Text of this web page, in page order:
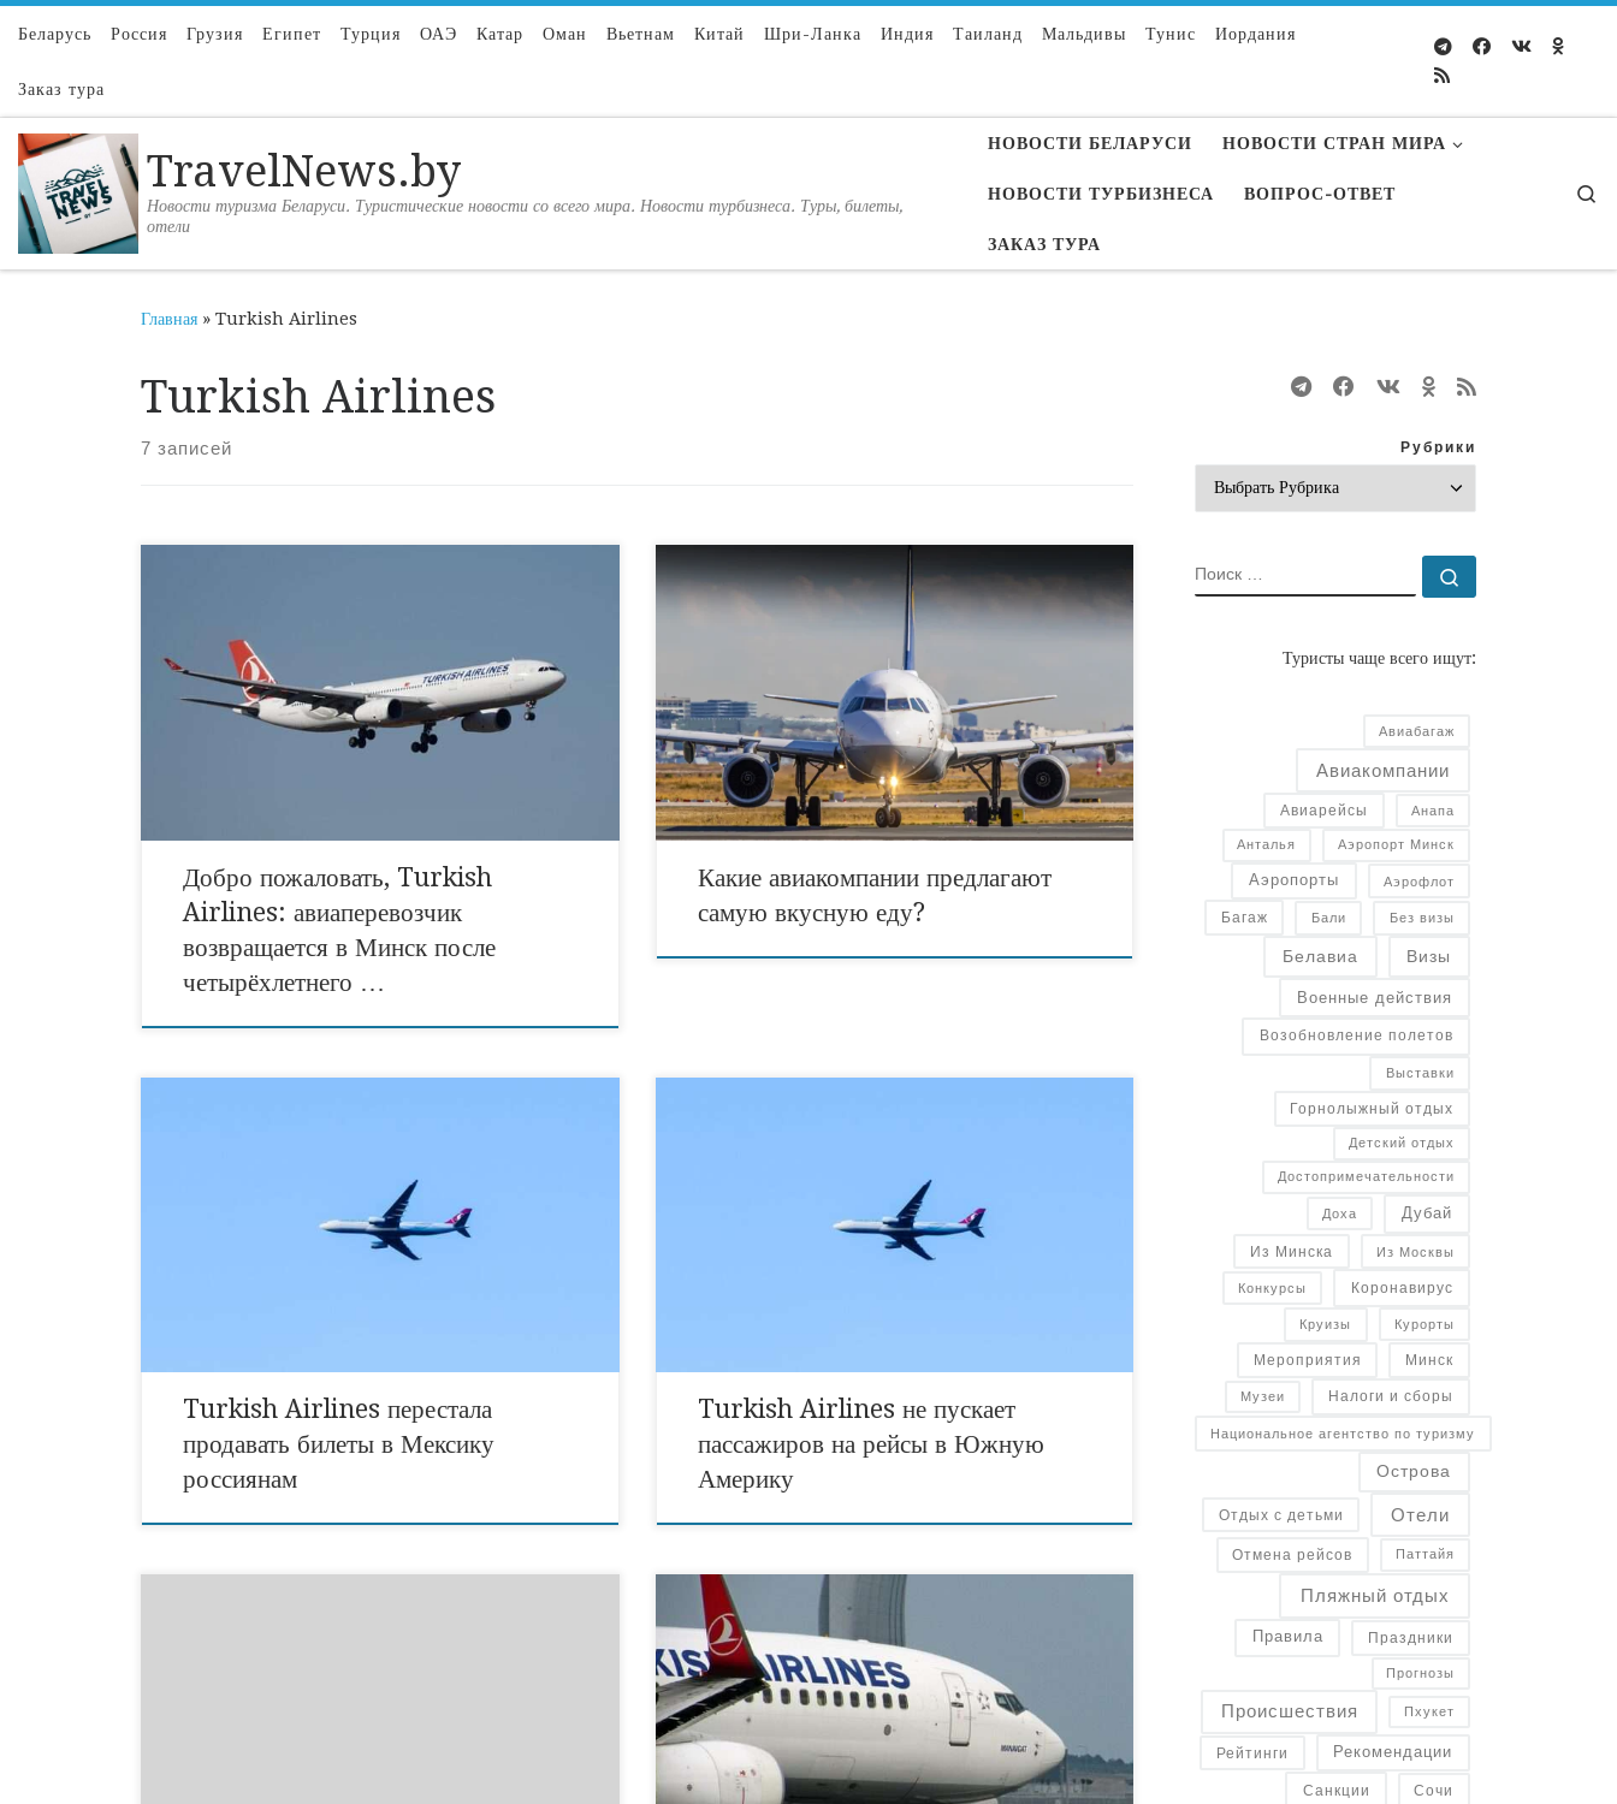
Перейти к содержимому
Беларусь Россия Грузия Египет Турция ОАЭ Катар Оман Вьетнам Китай Шри-Ланка Индия Таиланд Мальдивы Тунис Иордания
Заказ тура
TravelNews.by
Новости туризма Беларуси. Туристические новости со всего мира. Новости турбизнеса. Туры, билеты,
отели
НОВОСТИ БЕЛАРУСИ НОВОСТИ СТРАН МИРА
НОВОСТИ ТУРБИЗНЕСА ВОПРОС-ОТВЕТ
ЗАКАЗ ТУРА
Главная » Turkish Airlines
Turkish Airlines
7 записей
приземлится в Национальном аэропорту 21 сентября 2026
года. Возвращение одного из крупнейших
авиаперевозчиков мира открывает перед белорусскими
туристами сотни новых маршрутов и упрощает логистику
путешествий по всему миру. Расписание полётов
Добро пожаловать, Turkish
Airlines: авиаперевозчик
возвращается в Минск после
четырёхлетнего …
Проанализировали отзывы пассажиров о питании в
самолетах различных авиакомпаний. В итоге, «Белавиа»
вошла в 12 авиакомпаний, предлагающих лучший
кейтеринг на борту: туристические новости. Популярный
аналитический сервис из Великобритании
moneysupermarket.com проанализировал почти 28
тысяч интернет-отзывов пассажиров, которые высказались
о качестве бортового питания. В поле зрения сервиса
попали 98 авиакомпаний, представляющих различные […]
Какие авиакомпании предлагают
самую вкусную еду?
продавать единые билеты в Мексику из России, а те, что
уже были приобретены, аннулировала – за них вернут
деньги. Тем, кто все же пытается приобрести билет из
Москвы, Санкт-Петербурга или Казани, сайт
Turkish Airlines перестала
продавать билеты в Мексику
россиянам
Turkish Airlines, чтобы улететь из Стамбула в страны
Латинской Америки. Причины недопуска в самолет, судя
по отзывам пассажиров, различные: отсутствие обратного
билета, багажа и оплаченного проживания в гостинице на
Turkish Airlines не пускает
пассажиров на рейсы в Южную
Америку
Авиакомпания Turkish Airlines сменит название на
Türkiye Hava Yollar. Об этом 14 июня 2022 года,
журналистам рассказал президент Турции Реджеп Тайип
Эрдоган: туристические новости Турции. «С этого
момента на фюзеляжах наших самолетов мы будем писать
Türkiye Hava Yolları вместо Turkish Airlines», –
заявил глава республики. В чем причина такого решения?
Рубрики
ПОИСК
Туристы чаще всего ищут:
Авиабагаж
Авиакомпании
Авиарейсы Анапа
Анталья Аэропорт Минск
Аэропорты Аэрофлот
Багаж Бали Без визы
Белавиа Визы
Военные действия
Возобновление полетов
Выставки
Горнолыжный отдых
Детский отдых
Достопримечательности
Доха Дубай
Из Минска Из Москвы
Конкурсы Коронавирус
Круизы Курорты
Мероприятия Минск
Музеи Налоги и сборы
Национальное агентство по туризму
Острова
Отдых с детьми Отели
Отмена рейсов Паттайя
Пляжный отдых
Правила Праздники
Прогнозы
Происшествия Пхукет
Рейтинги Рекомендации
Санкции Сочи